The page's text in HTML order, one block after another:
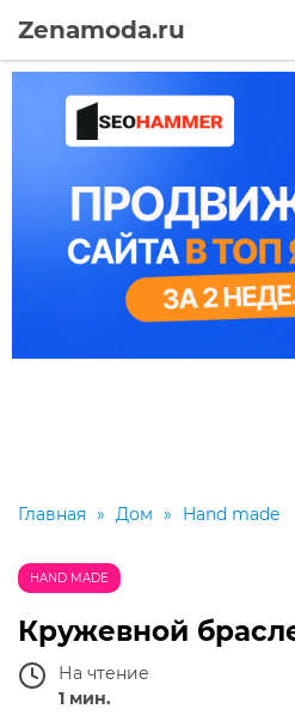
Zenamoda.ru
Главная » Дом » Hand made
HAND MADE
Кружевной
На чтение
1 мин.